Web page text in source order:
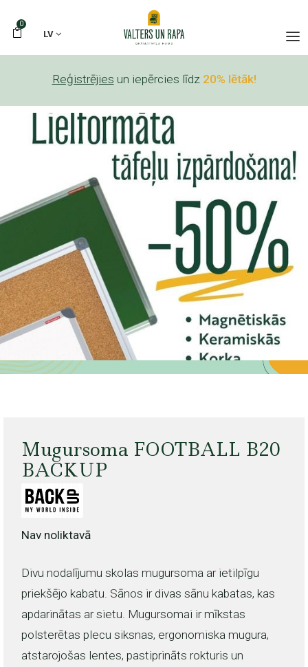
0
LV
Reģistrējies un iepērcies līdz 20% lētāk!
Mugursoma FOOTBALL B20
BACKUP
Nav noliktavā
Divu nodalījumu skolas mugursoma ar ietilpīgu
priekšējo kabatu. Sānos ir divas sānu kabatas, kas
apdarinātas ar sietu. Mugursomai ir mīkstas
polsterētas plecu siksnas, ergonomiska mugura,
atstarojošas lentes, pastiprināts rokturis un